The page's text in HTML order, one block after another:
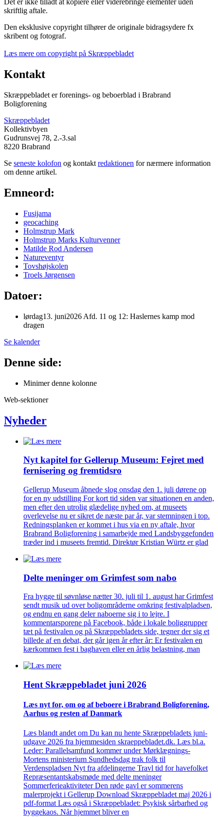
Det er ikke tilladt at kopiere eller viderebringe elementer uden
skriftlig aftale.
Den eksklusive copyright tilhører de originale bidragsydere fx
skribent og fotograf.
Læs mere om copyright på Skræppebladet
Kontakt
Skræppebladet er forenings- og beboerblad i Brabrand
Boligforening
Skræppebladet
Kollektivbyen
Gudrunsvej 78, 2.-3.sal
8220 Brabrand
Se seneste kolofon og kontakt redaktionen for nærmere information
om denne artikel.
Emneord:
Fusijama
geocaching
Holmstrup Mark
Holmstrup Marks Kulturvenner
Matilde Rod Andersen
Natureventyr
Tovshøjskolen
Troels Jørgensen
Datoer:
lørdag13. juni2026 Afd. 11 og 12: Haslernes kamp mod
dragen
Se kalender
Denne side:
Minimer denne kolonne
Web-sektioner
Nyheder
Nyt kapitel for Gellerup Museum: Fejret med
fernisering og fremtidsro
Gellerup Museum åbnede slog onsdag den 1. juli dørene op
for en ny udstilling For kort tid siden var situationen en anden,
men efter den utrolig glædelige nyhed om, at museets
overlevelse nu er sikret de næste par år, var stemningen i top.
Redningsplanken er kommet i hus via en ny aftale, hvor
Brabrand Boligforening i samarbejde med Landsbyggefonden
træder ind i museets fremtid. Direktør Kristian Würtz er glad
Delte meninger om Grimfest som nabo
Fra hygge til søvnløse nætter 30. juli til 1. august har Grimfest
sendt musik ud over boligområderne omkring festivalpladsen,
og endnu en gang deler naboerne sig i to lejre. I
kommentarsporene på Facebook, både i lokale boliggrupper
tæt på festivalen og på Skræppebladets side, tegner der sig et
billede af en debat, der går igen år efter år: Er festivalen en
kærkommen fest i baghaven eller en årlig belastning, man
Hent Skræppe­bladet juni 2026
Læs nyt for, om og af beboere i Brabrand Bolig­forening,
Aarhus og resten af Danmark
Læs blandt andet om Du kan nu hente Skræppebladets juni-
udgave 2026 fra hjemmesiden skraeppebladet.dk. Læs bl.a.
Leder: Parallelsamfund kommer under Mørklægnings-
Mortens ministerium Sundhedsdag trak folk til
Verdenspladsen Nyt fra afdelingerne Travl tid for havefolket
Repræsentantskabsmøde med delte meninger
Sommerferieaktiviteter Den røde gavl er sommerens
malerprojekt i Gellerup Download Skræppebladet maj 2026 i
pdf-format Læs også i Skræppebladet: Psykisk sårbarhed og
byggekaos. Når hjemmet bliver en